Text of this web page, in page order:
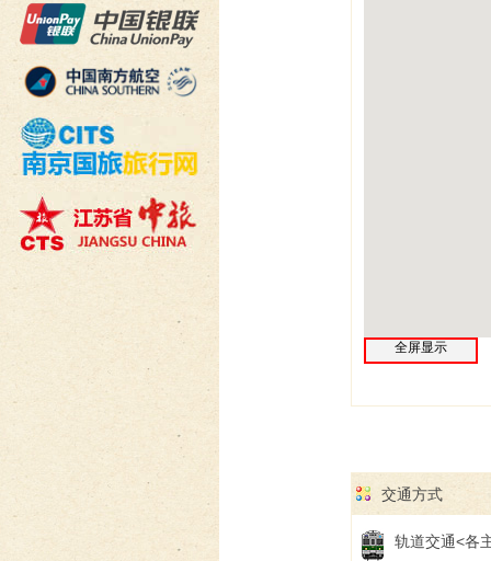
全屏显示
交通方式
轨道交通<各